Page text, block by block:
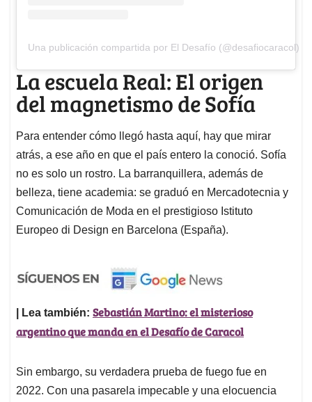
Una publicación compartida por El Desafío (@desafiocaracol)
La escuela Real: El origen
del magnetismo de Sofía
Para entender cómo llegó hasta aquí, hay que mirar
atrás, a ese año en que el país entero la conoció. Sofía
no es solo un rostro. La barranquillera, además de
belleza, tiene academia: se graduó en Mercadotecnia y
Comunicación de Moda en el prestigioso Istituto
Europeo di Design en Barcelona (España).
| Lea también: Sebastián Martino: el misterioso
argentino que manda en el Desafío de Caracol
Sin embargo, su verdadera prueba de fuego fue en
2022. Con una pasarela impecable y una elocuencia